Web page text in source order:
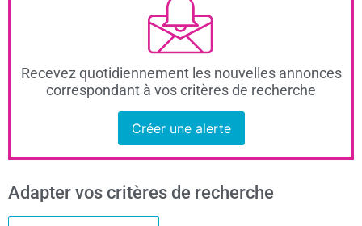
Recevez quotidiennement les nouvelles annonces
correspondant à vos critères de recherche
Créer une alerte
Adapter vos critères de recherche